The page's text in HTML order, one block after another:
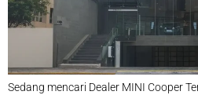
Sedang mencari Dealer MINI Cooper